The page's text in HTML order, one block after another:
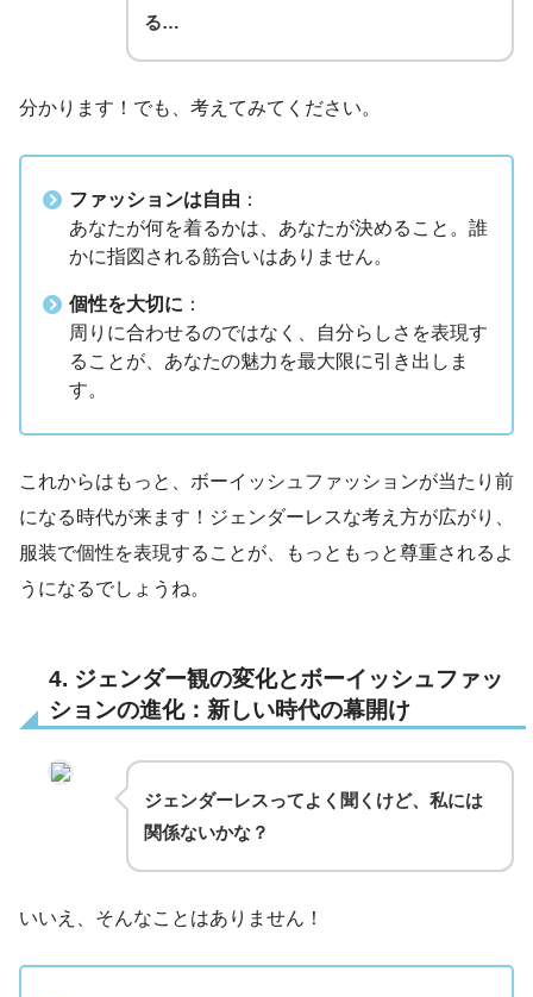
る…
分かります！でも、考えてみてください。
ファッションは自由 ：
あなたが何を着るかは、あなたが決めること。誰
かに指図される筋合いはありません。
個性を大切に ：
周りに合わせるのではなく、自分らしさを表現す
ることが、あなたの魅力を最大限に引き出しま
す。
これからはもっと、ボーイッシュファッションが当たり前
になる時代が来ます！ジェンダーレスな考え方が広がり、
服装で個性を表現することが、もっともっと尊重されるよ
うになるでしょうね。
4. ジェンダー観の変化とボーイッシュファッ
ションの進化：新しい時代の幕開け
ジェンダーレスってよく聞くけど、私には
関係ないかな？
いいえ、そんなことはありません！